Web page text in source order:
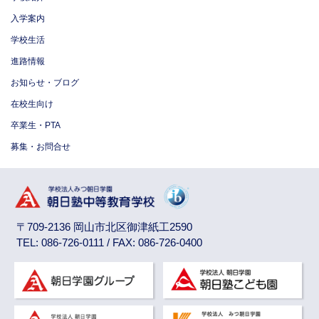
入学案内
学校生活
進路情報
お知らせ・ブログ
在校生向け
卒業生・PTA
募集・お問合せ
〒709-2136 岡山市北区御津紙工2590
TEL: 086-726-0111 / FAX: 086-726-0400